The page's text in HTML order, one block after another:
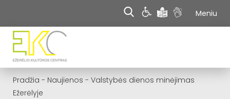
Meniu
Pradžia - Naujienos - Valstybės dienos minėjimas
Ežerėlyje